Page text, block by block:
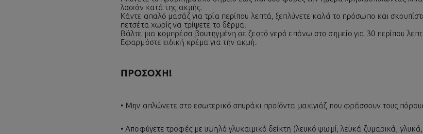
λοσιόν κατά της ακμής.
Κάντε απαλό μασάζ για τρία περίπου λεπτά, ξεπλύνετε καλά το πρόσωπο και
πετσέτα χωρίς να τρίψετε το δέρμα.
Βάλτε μια κομπρέσα βουτηγμένη σε ζεστό νερό επάνω στο σημείο για 30 περίπου
Εφαρμόστε ειδική κρέμα για την ακμή.
ΠΡΟΣΟΧΉ!
• Μην απλώνετε στο εσωτερικό σπυράκι προϊόντα μακιγιάζ που φράσσουν τους
• Αποφύγετε τροφές με υψηλό γλυκαιμικό δείκτη (λευκό ψωμί, λευκά ζυμαρικά,